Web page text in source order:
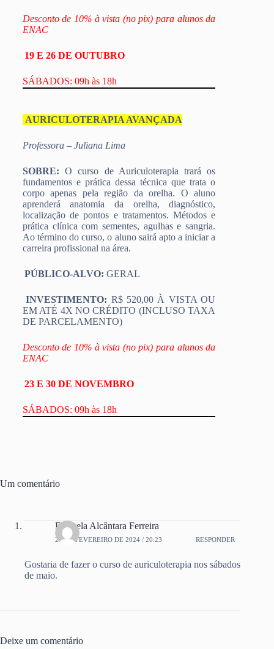
Desconto de 10% à vista (no pix) para alunos da
ENAC
19 E 26 DE OUTUBRO
SÁBADOS: 09h às 18h
AURICULOTERAPIA AVANÇADA
Professora – Juliana Lima
SOBRE: O curso de Auriculoterapia trará os
fundamentos e prática dessa técnica que trata o
corpo apenas pela região da orelha. O aluno
aprenderá anatomia da orelha, diagnóstico,
localização de pontos e tratamentos. Métodos e
prática clínica com sementes, agulhas e sangria.
Ao término do curso, o aluno sairá apto a iniciar a
carreira profissional na área.
PÚBLICO-ALVO: GERAL
INVESTIMENTO: R$ 520,00 À VISTA OU
EM ATÉ 4X NO CRÉDITO (INCLUSO TAXA
DE PARCELAMENTO)
Desconto de 10% à vista (no pix) para alunos da
ENAC
23 E 30 DE NOVEMBRO
SÁBADOS: 09h às 18h
Um comentário
Danyela Alcântara Ferreira
25 DE FEVEREIRO DE 2024 / 20:23 RESPONDER
Gostaria de fazer o curso de auriculoterapia nos sábados
de maio.
Deixe um comentário